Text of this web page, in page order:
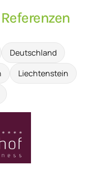
Deutschland
Liechtenstein